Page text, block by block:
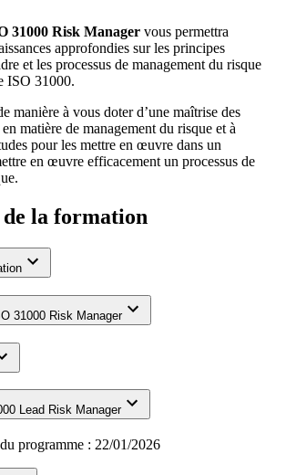
31000 Risk Manager vous permettra
approfondies sur les principes
et les processus de management du risque
ISO 31000.
manière à vous doter d’une maîtrise des
matière de management du risque et à
pour les mettre en œuvre dans un
en œuvre efficacement un processus de
la formation
31000 Risk Manager
Lead Risk Manager
programme : 22/01/2026